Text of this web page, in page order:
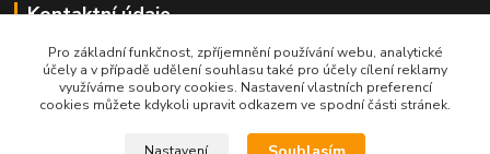
Kontaktní údaje
704691325
info@rostliny-prozdravi.cz
Pro základní funkčnost, zpříjemnění používání webu, analytické
účely a v případě udělení souhlasu také pro účely cílení reklamy
využíváme soubory cookies. Nastavení vlastních preferencí
cookies můžete kdykoli upravit odkazem ve spodní části stránek.